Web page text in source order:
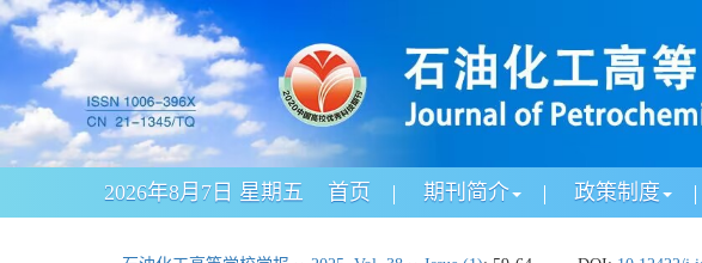
2026年8月7日 星期五 首页 期刊简介 政策制度